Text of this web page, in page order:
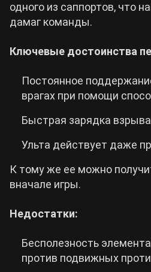
одного из саппортов, что
дамаг команды.
Ключевые достоинства
Постоянное
врагах при помощи
Быстрая зарядка
Ульта действует даже
К тому же ее можно
вначале игры.
Недостатки:
Бесполезность
против подвижных